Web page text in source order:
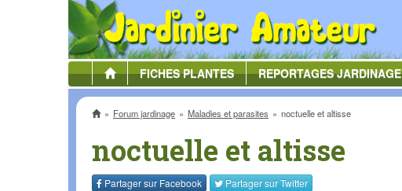
FICHESPLANTES REPORTAGESJARDINAGE
AccueilForum jardinage Maladies et parasites noctuelle et altisse
noctuelle et altisse
Partager sur Facebook Partager surTwitter